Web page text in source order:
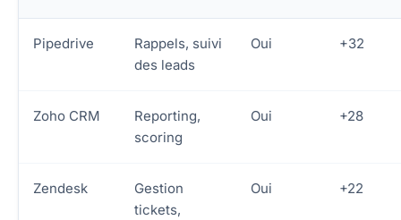
Pipedrive
Rappels, suivi
des leads
Oui +32
Zoho CRM
Reporting,
scoring
Oui +28
Zendesk
Gestion
tickets,
Oui +22